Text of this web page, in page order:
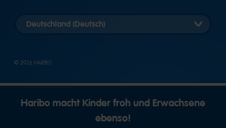
Länderversion
auswählen
© 2026 HARIBO
Haribo macht Kinder froh und Erwachsene
ebenso!